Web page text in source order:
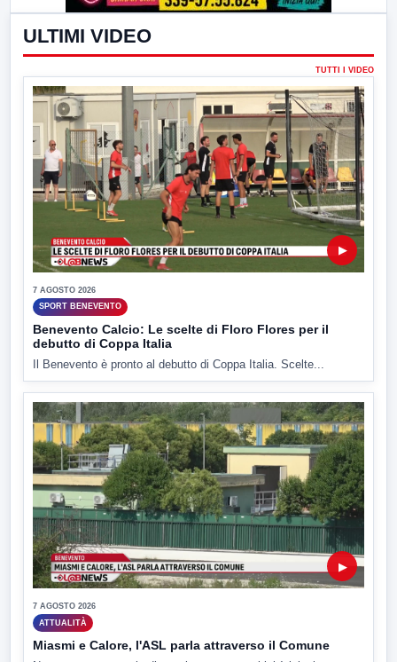
ULTIMI VIDEO
TUTTI I VIDEO
▶
7 AGOSTO 2026
SPORT BENEVENTO
Benevento Calcio: Le scelte di Floro Flores per il
debutto di Coppa Italia
Il Benevento è pronto al debutto di Coppa Italia. Scelte...
▶
7 AGOSTO 2026
ATTUALITÀ
Miasmi e Calore, l'ASL parla attraverso il Comune